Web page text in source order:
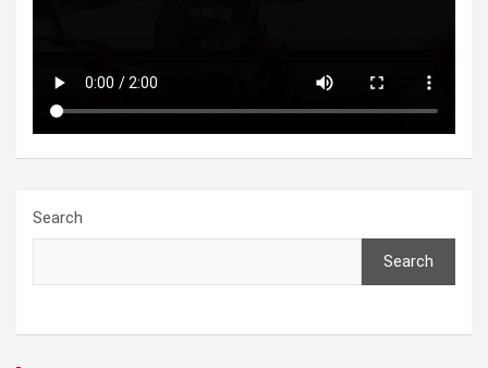
Search
Search